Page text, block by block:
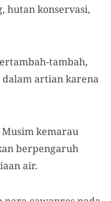
hutan konservasi,
tambah,
artian karena
kemarau
berpengaruh
air.